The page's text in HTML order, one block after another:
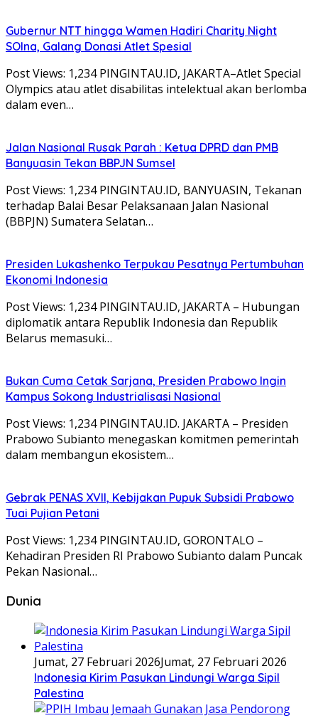
Gubernur NTT hingga Wamen Hadiri Charity Night
SOIna, Galang Donasi Atlet Spesial
Post Views: 1,234 PINGINTAU.ID, JAKARTA–Atlet Special
Olympics atau atlet disabilitas intelektual akan berlomba
dalam even…
Jalan Nasional Rusak Parah : Ketua DPRD dan PMB
Banyuasin Tekan BBPJN Sumsel
Post Views: 1,234 PINGINTAU.ID, BANYUASIN, Tekanan
terhadap Balai Besar Pelaksanaan Jalan Nasional
(BBPJN) Sumatera Selatan…
Presiden Lukashenko Terpukau Pesatnya Pertumbuhan
Ekonomi Indonesia
Post Views: 1,234 PINGINTAU.ID, JAKARTA – Hubungan
diplomatik antara Republik Indonesia dan Republik
Belarus memasuki…
Bukan Cuma Cetak Sarjana, Presiden Prabowo Ingin
Kampus Sokong Industrialisasi Nasional
Post Views: 1,234 PINGINTAU.ID. JAKARTA – Presiden
Prabowo Subianto menegaskan komitmen pemerintah
dalam membangun ekosistem…
Gebrak PENAS XVII, Kebijakan Pupuk Subsidi Prabowo
Tuai Pujian Petani
Post Views: 1,234 PINGINTAU.ID, GORONTALO –
Kehadiran Presiden RI Prabowo Subianto dalam Puncak
Pekan Nasional…
Dunia
Jumat, 27 Februari 2026Jumat, 27 Februari 2026
Indonesia Kirim Pasukan Lindungi Warga Sipil
Palestina